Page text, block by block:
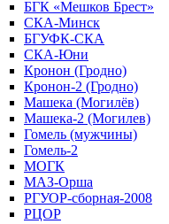
БГК «Мешков Брест»
СКА-Минск
БГУФК-СКА
СКА-Юни
Кронон (Гродно)
Кронон-2 (Гродно)
Машека (Могилёв)
Машека-2 (Могилев)
Гомель (мужчины)
Гомель-2
МОГК
МАЗ-Орша
РГУОР-сборная-2008
РЦОР